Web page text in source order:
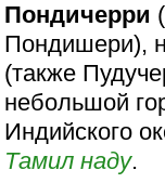
Пондичерри
Пондишери),
(также
небольшой
Индийского
Тамил наду.